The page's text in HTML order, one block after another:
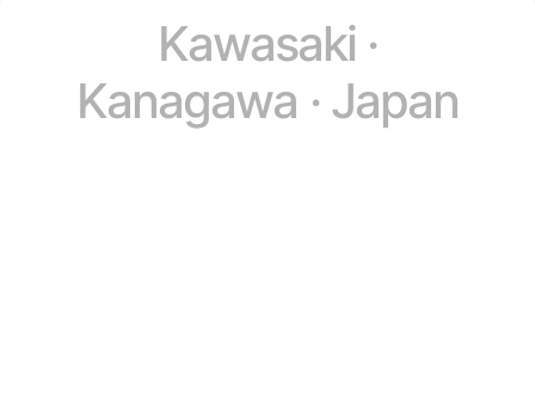
Kawasaki ·
Kanagawa · Japan